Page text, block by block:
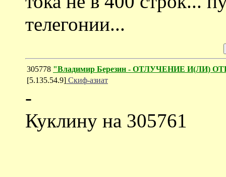
телегонии...
305778 "Владимир Березин - ОТЛУЧЕНИЕ И(ЛИ)
[5.135.54.9] Скиф-азиат
-
Куклину на 305761